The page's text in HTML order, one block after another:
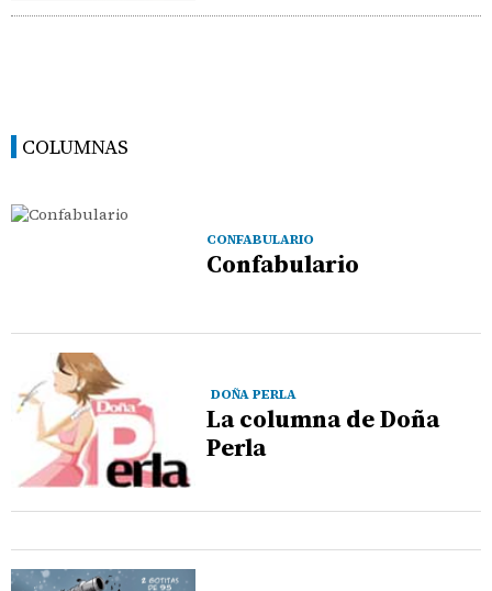
COLUMNAS
CONFABULARIO
Confabulario
DOÑA PERLA
La columna de Doña
Perla